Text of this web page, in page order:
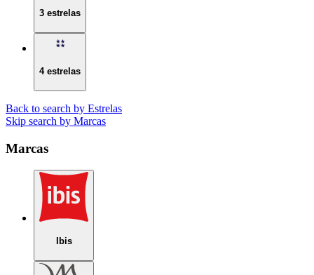
3 estrelas
4 estrelas
Back to search by Estrelas
Skip search by Marcas
Marcas
Ibis